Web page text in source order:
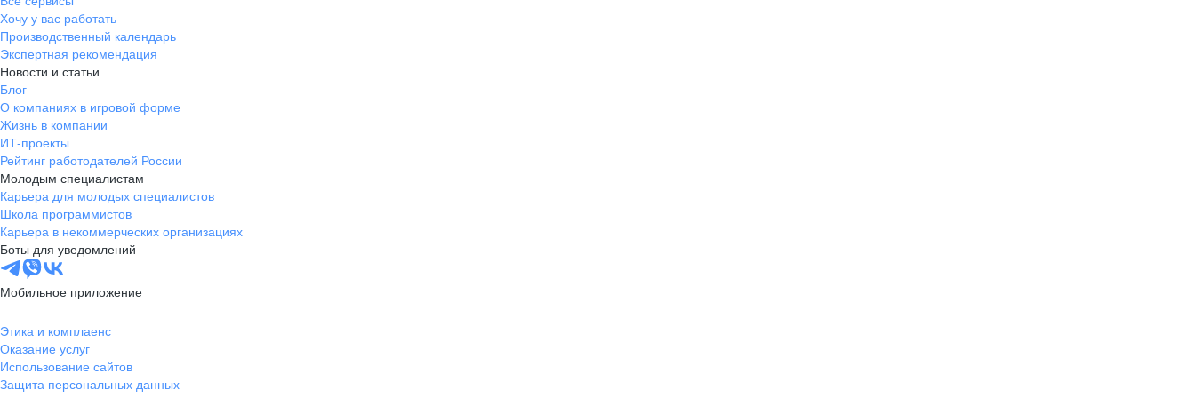
Хочу у вас работать
Производственный календарь
Экспертная рекомендация
Новости и статьи
Блог
О компаниях в игровой форме
Жизнь в компании
ИТ-проекты
Рейтинг работодателей России
Молодым специалистам
Карьера для молодых специалистов
Школа программистов
Карьера в некоммерческих организациях
Боты для уведомлений
Мобильное приложение
Этика и комплаенс
Оказание услуг
Использование сайтов
Защита персональных данных